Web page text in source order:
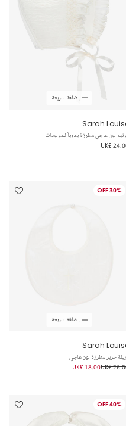
إضافة سريعة
Sarah
لون عاجي مطرزة يدوياً للمولودات
UK£
30% OFF
إضافة سريعة
Sarah
حرير مطرزة لون عاجي
UK£
UK£ 18.00
40% OFF